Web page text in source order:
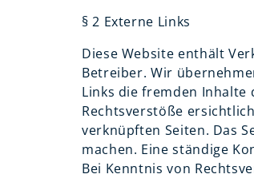
§ 2 Externe Links
Diese Website enthält
Betreiber. Wir
Links die fremden
Rechtsverstöße
verknüpften Seiten. Das
machen. Eine ständige
Bei Kenntnis von